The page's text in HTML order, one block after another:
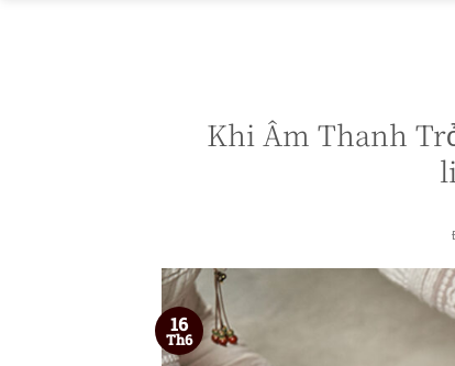
Khi Âm Thanh
16
Th6